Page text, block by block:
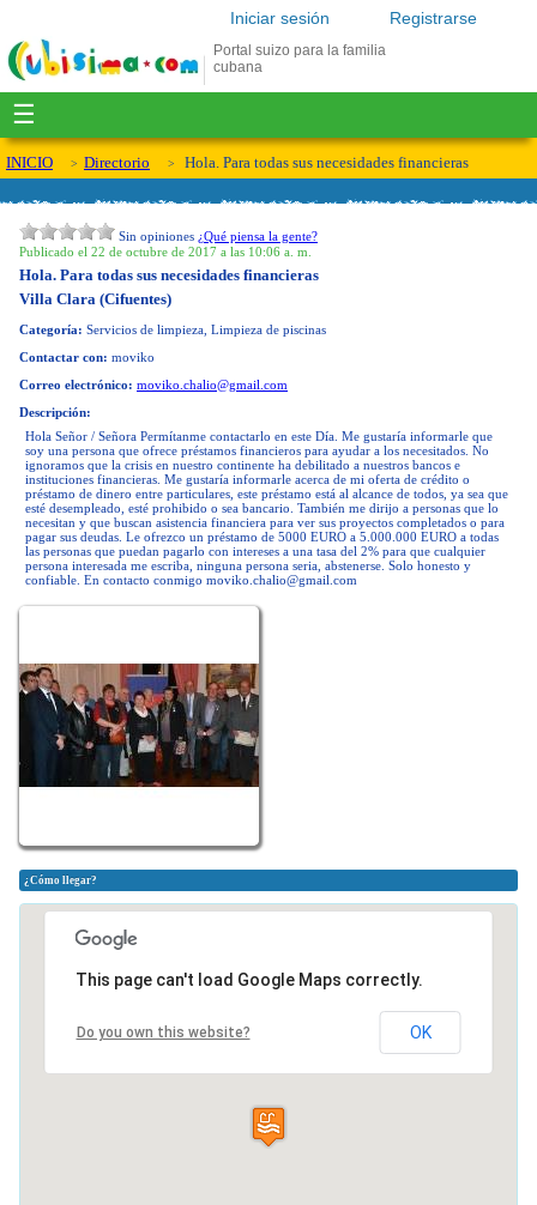
Registrarse
Iniciar sesión
Portal suizo para la familia
cubana
☰
INICIO Directorio Hola. Para todas sus necesidades financieras
Sin opiniones ¿Qué piensa la gente?
Publicado el 22 de octubre de 2017 a las 10:06 a. m.
Hola. Para todas sus necesidades financieras
Villa Clara (Cifuentes)
Categoría: Servicios de limpieza, Limpieza de piscinas
Contactar con: moviko
Correo electrónico: moviko.chalio@gmail.com
Descripción:
Hola Señor / Señora Permítanme contactarlo en este Día. Me gustaría informarle que
soy una persona que ofrece préstamos financieros para ayudar a los necesitados. No
ignoramos que la crisis en nuestro continente ha debilitado a nuestros bancos e
instituciones financieras. Me gustaría informarle acerca de mi oferta de crédito o
préstamo de dinero entre particulares, este préstamo está al alcance de todos, ya sea que
esté desempleado, esté prohibido o sea bancario. También me dirijo a personas que lo
necesitan y que buscan asistencia financiera para ver sus proyectos completados o para
pagar sus deudas. Le ofrezco un préstamo de 5000 EURO a 5.000.000 EURO a todas
las personas que puedan pagarlo con intereses a una tasa del 2% para que cualquier
persona interesada me escriba, ninguna persona seria, abstenerse. Solo honesto y
confiable. En contacto conmigo moviko.chalio@gmail.com
¿Cómo llegar?
This page can't load Google Maps correctly.
Do you own this website? OK